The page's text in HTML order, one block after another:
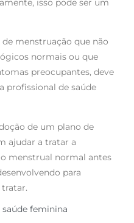
isso pode ser um
menstruação que não
normais ou que
preocupantes, deve
profissional de saúde
de um plano de
ajudar a tratar a
menstrual normal antes
para
saúde feminina